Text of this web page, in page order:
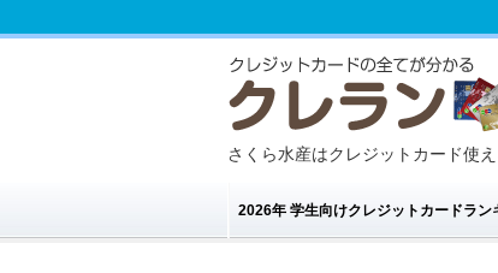
さくら水産はクレジットカード使
2026年 学生向けクレジットカードラン